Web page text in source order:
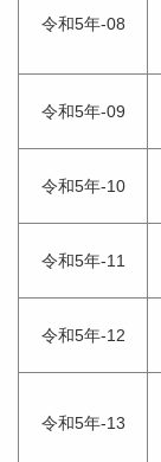
令和5年-08
令和5年-09
令和5年-10
令和5年-11
令和5年-12
令和5年-13